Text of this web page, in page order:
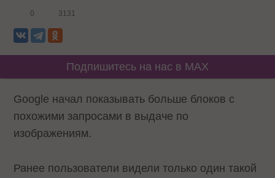
0 3131
Подпишитесь на нас в MAX
Google начал показывать больше блоков с
похожими запросами в выдаче по
изображениям.
Ранее пользователи видели только один такой